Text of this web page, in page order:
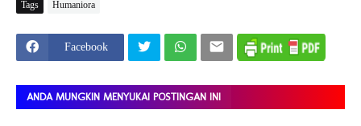
Tags Humaniora
Facebook
ANDA MUNGKIN MENYUKAI POSTINGAN INI